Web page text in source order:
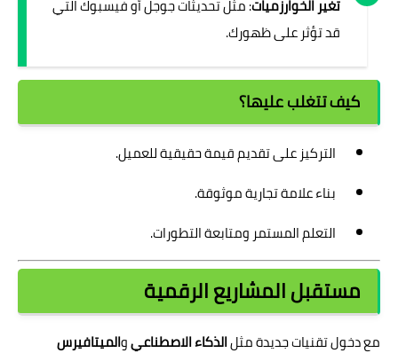
تغير الخوارزميات: مثل تحديثات جوجل أو فيسبوك التي
قد تؤثر على ظهورك.
كيف تتغلب عليها؟
التركيز على تقديم قيمة حقيقية للعميل.
بناء علامة تجارية موثوقة.
التعلم المستمر ومتابعة التطورات.
مستقبل المشاريع الرقمية
مع دخول تقنيات جديدة مثلالذكاء الاصطناعيوالميتافيرس